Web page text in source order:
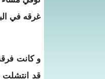
غرقه في
و كانت
قد انتشلت